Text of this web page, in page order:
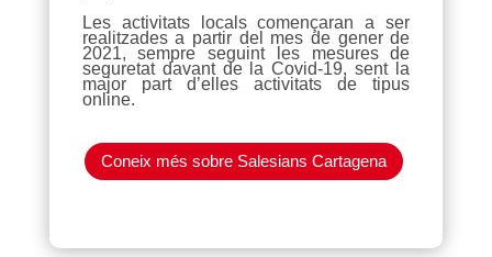
Les activitats locals començaran a ser
realitzades a partir del mes de gener de
2021, sempre seguint les mesures de
seguretat davant de la Covid-19, sent la
major part d’elles activitats de tipus
online.
Coneix més sobre Salesians Cartagena